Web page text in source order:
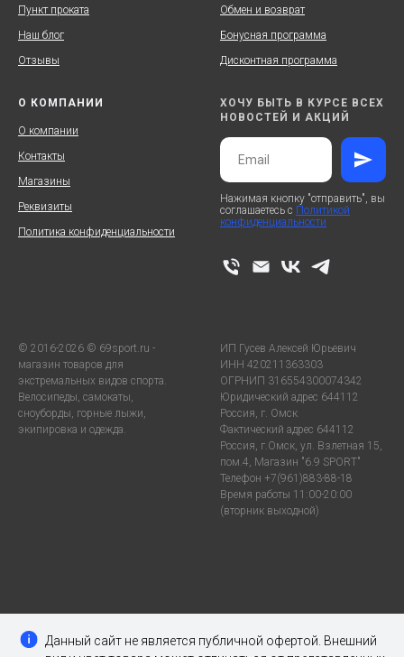
Пункт проката
Наш блог
Отзывы
Обмен и возврат
Бонусная программа
Дисконтная программа
О КОМПАНИИ
О компании
Контакты
Магазины
Реквизиты
Политика конфиденциальности
ХОЧУ БЫТЬ В КУРСЕ ВСЕХ
НОВОСТЕЙ И АКЦИЙ
Нажимая кнопку "отправить", вы
соглашаетесь с Политикой
конфиденциальности
© 2016-2026 © 69sport.ru -
магазин товаров для
экстремальных видов спорта.
Велосипеды, самокаты,
сноуборды, горные лыжи,
экипировка и одежда.
ИП Гусев Алексей Юрьевич
ИНН 420211363303
ОГРНИП 316554300074342
Юридический адрес 644112
Россия, г. Омск
Фактический адрес 644112
Россия, г.Омск, ул. Взлетная 15,
пом.4, Магазин "6.9 SPORT"
Телефон +7(961)883-88-18
Время работы 11:00-20:00
(вторник выходной)
Данный сайт не является публичной офертой. Внешний